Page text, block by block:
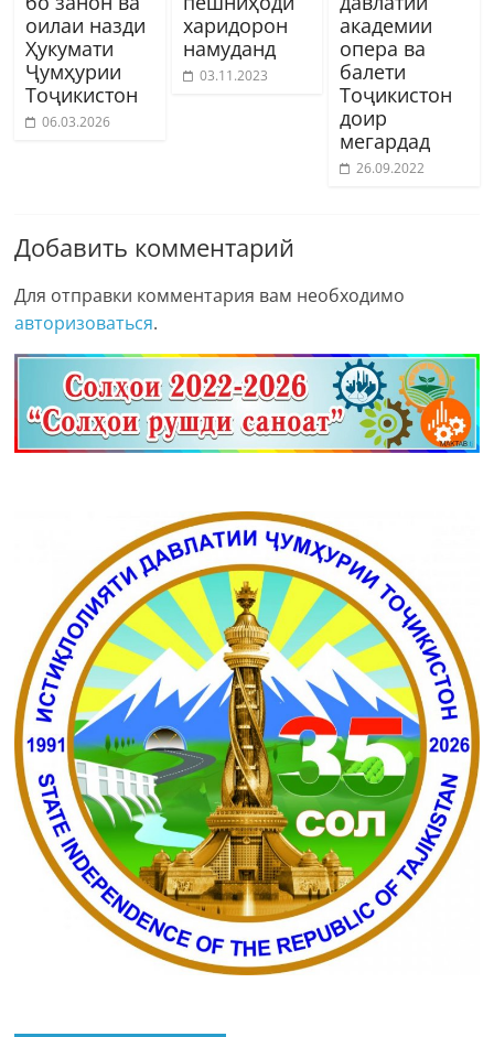
оилаи назди
Ҳукумати
Ҷумҳурии
Тоҷикистон
06.03.2026
харидорон
намуданд
03.11.2023
академии
опера ва
балети
Тоҷикистон
доир
мегардад
26.09.2022
Добавить комментарий
Для отправки комментария вам необходимо
авторизоваться.